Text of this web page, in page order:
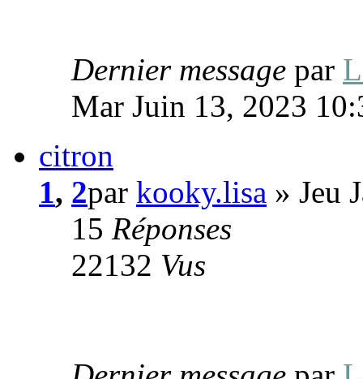
Dernier message par
Mar Juin 13, 2023
citron
1, 2par kooky.lisa » Jeu
15 Réponses
22132 Vus